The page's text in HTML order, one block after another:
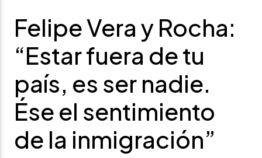
Felipe Vera y Rocha:
“Estar fuera de tu
país, es ser nadie.
Ése el sentimiento
de la inmigración”